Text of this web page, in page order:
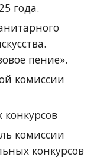
года.
пение».
комиссии
комиссии
конкурсов